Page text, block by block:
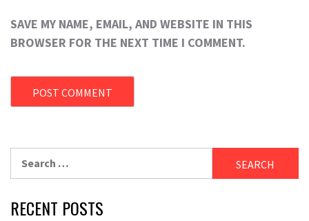
SAVE MY NAME, EMAIL, AND WEBSITE IN THIS
BROWSER FOR THE NEXT TIME I COMMENT.
RECENT POSTS